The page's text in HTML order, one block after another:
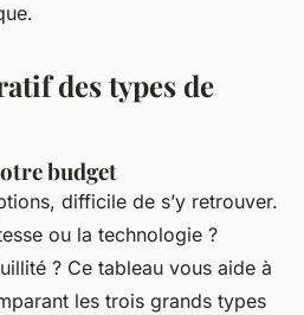
des types de
budget
difficile de s’y retrouver.
ou la technologie ?
? Ce tableau vous aide à
les trois grands types